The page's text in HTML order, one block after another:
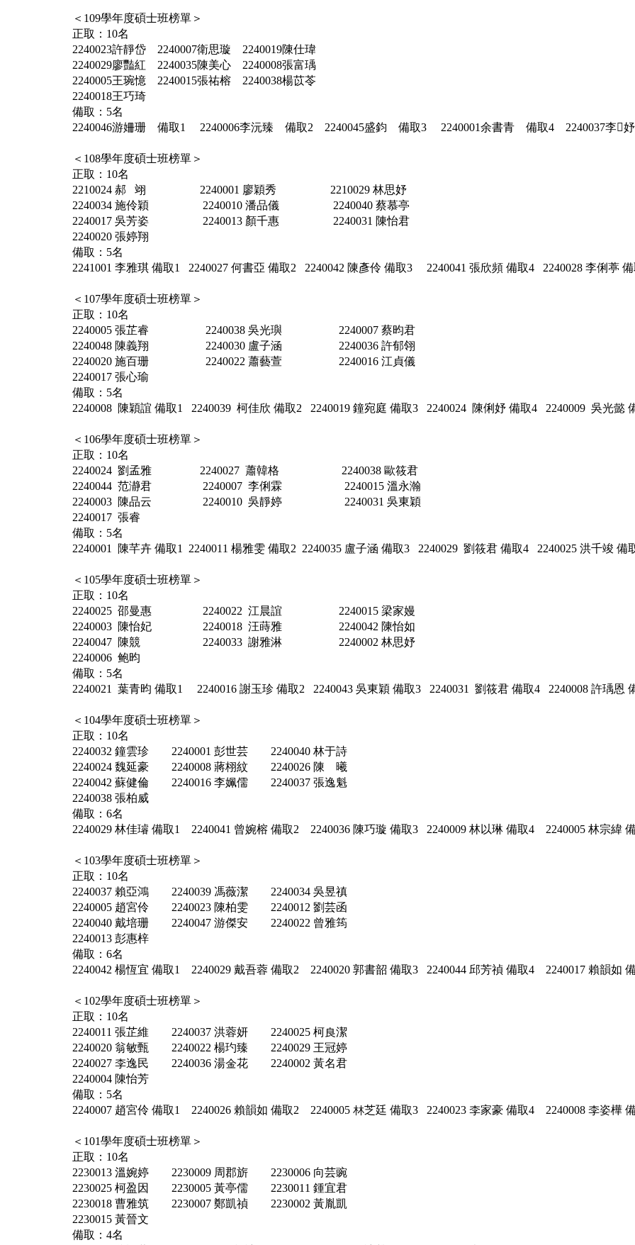
＜109學年度碩士班榜單＞
正取：10名
2240023許靜岱 2240007衛思璇 2240019陳仕瑋
2240029廖豔紅 2240035陳美心 2240008張富瑀
2240005王琬憶 2240015張祐榕 2240038楊苡苓
2240018王巧琦
備取：5名
2240046游姍珊 備取1 2240006李沅臻 備取2 2240045盛鈞 備取3 2240001余書青 備取4 2240037李
＜108學年度碩士班榜單＞
正取：10名
2210024 郝 翊 2240001 廖穎秀 2210029 林思妤
2240034 施伶穎 2240010 潘品儀 2240040 蔡慕亭
2240017 吳芳姿 2240013 顏千惠 2240031 陳怡君
2240020 張婷翔
備取：5名
2241001 李雅琪 備取1 2240027 何書亞 備取2 2240042 陳彥伶 備取3 2240041 張欣頻 備取4 2240028 李俐葶
＜107學年度碩士班榜單＞
正取：10名
2240005 張芷睿 2240038 吳光璵 2240007 蔡昀君
2240048 陳義翔 2240030 盧子涵 2240036 許郁翎
2240020 施百珊 2240022 蕭藝萱 2240016 江貞儀
2240017 張心瑜
備取：5名
2240008 陳穎誼 備取1 2240039 柯佳欣 備取2 2240019 鐘宛庭 備取3 2240024 陳俐妤 備取4 2240009 吳光懿
＜106學年度碩士班榜單＞
正取：10名
2240024 劉孟雅 2240027 蕭韓格 2240038 歐筱君
2240044 范瀞君 2240007 李俐霖 2240015 溫永瀚
2240003 陳品云 2240010 吳靜婷 2240031 吳東穎
2240017 張睿
備取：5名
2240001 陳芊卉 備取1 2240011 楊雅雯 備取2 2240035 盧子涵 備取3 2240029 劉筱君 備取4 2240025 洪千竣 備
＜105學年度碩士班榜單＞
正取：10名
2240025 邵曼惠 2240022 江晨誼 2240015 梁家嫚
2240003 陳怡妃 2240018 汪蒔雅 2240042 陳怡如
2240047 陳競 2240033 謝雅淋 2240002 林思妤
2240006 鲍昀
備取：5名
2240021 葉青昀 備取1 2240016 謝玉珍 備取2 2240043 吳東穎 備取3 2240031 劉筱君 備取4 2240008 許瑀恩
＜104學年度碩士班榜單＞
正取：10名
2240032 鐘雲珍 2240001 彭世芸 2240040 林于詩
2240024 魏延豪 2240008 蔣栩紋 2240026 陳 曦
2240042 蘇健倫 2240016 李姵儒 2240037 張逸魁
2240038 張柏威
備取：6名
2240029 林佳璿 備取1 2240041 曾婉榕 備取2 2240036 陳巧璇 備取3 2240009 林以琳 備取4 2240005 林宗緯
＜103學年度碩士班榜單＞
正取：10名
2240037 賴亞鴻 2240039 馮薇潔 2240034 吳昱禛
2240005 趙宮伶 2240023 陳柏雯 2240012 劉芸函
2240040 戴培珊 2240047 游傑安 2240022 曾雅筠
2240013 彭惠梓
備取：6名
2240042 楊恆宜 備取1 2240029 戴吾蓉 備取2 2240020 郭書韶 備取3 2240044 邱芳禎 備取4 2240017 賴韻如
＜102學年度碩士班榜單＞
正取：10名
2240011 張芷維 2240037 洪蓉妍 2240025 柯良潔
2240020 翁敏甄 2240022 楊玓臻 2240029 王冠婷
2240027 李逸民 2240036 湯金花 2240002 黃名君
2240004 陳怡芳
備取：5名
2240007 趙宮伶 備取1 2240026 賴韻如 備取2 2240005 林芝廷 備取3 2240023 李家豪 備取4 2240008 李姿樺
＜101學年度碩士班榜單＞
正取：10名
2230013 溫婉婷 2230009 周郡旂 2230006 向芸豌
2230025 柯盈因 2230005 黃亭儒 2230011 鍾宜君
2230018 曹雅筑 2230007 鄭凱禎 2230002 黃胤凱
2230015 黃晉文
備取：4名